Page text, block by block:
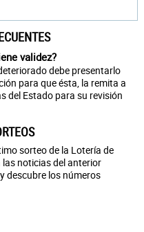
validez?
debe presentarlo
para que ésta, la remita a
del Estado para su revisión
sorteo de la Lotería de
noticias del anterior
descubre los números